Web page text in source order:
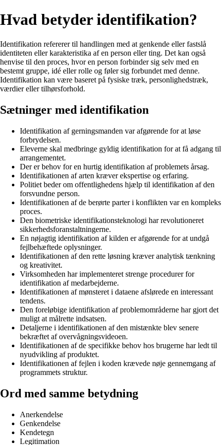
Hvad betyder identifikation?
Identifikation refererer til handlingen med at genkende eller fastslå
identiteten eller karakteristika af en person eller ting. Det kan også
henvise til den proces, hvor en person forbinder sig selv med en
bestemt gruppe, idé eller rolle og føler sig forbundet med denne.
Identifikation kan være baseret på fysiske træk, personlighedstræk,
værdier eller tilhørsforhold.
Sætninger med identifikation
Identifikation af gerningsmanden var afgørende for at løse
forbrydelsen.
Eleverne skal medbringe gyldig identifikation for at få adgang til
arrangementet.
Der er behov for en hurtig identifikation af problemets årsag.
Identifikationen af arten kræver ekspertise og erfaring.
Politiet beder om offentlighedens hjælp til identifikation af den
forsvundne person.
Identifikationen af de berørte parter i konflikten var en kompleks
proces.
Den biometriske identifikationsteknologi har revolutioneret
sikkerhedsforanstaltningerne.
En nøjagtig identifikation af kilden er afgørende for at undgå
fejlbehæftede oplysninger.
Identifikationen af den rette løsning kræver analytisk tænkning
og kreativitet.
Virksomheden har implementeret strenge procedurer for
identifikation af medarbejderne.
Identifikationen af mønsteret i dataene afslørede en interessant
tendens.
Den foreløbige identifikation af problemområderne har gjort det
muligt at målrette indsatsen.
Detaljerne i identifikationen af den mistænkte blev senere
bekræftet af overvågningsvideoen.
Identifikationen af de specifikke behov hos brugerne har ledt til
nyudvikling af produktet.
Identifikationen af fejlen i koden krævede nøje gennemgang af
programmets struktur.
Ord med samme betydning
Anerkendelse
Genkendelse
Kendetegn
Legitimation